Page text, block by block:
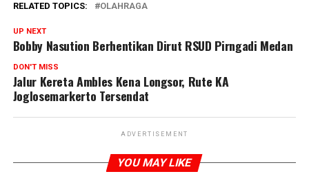
RELATED TOPICS: OLAHRAGA
UP NEXT
Bobby Nasution Berhentikan Dirut RSUD Pirngadi Medan
DON'T MISS
Jalur Kereta Ambles Kena Longsor, Rute KA
Joglosemarkerto Tersendat
ADVERTISEMENT
YOU MAY LIKE